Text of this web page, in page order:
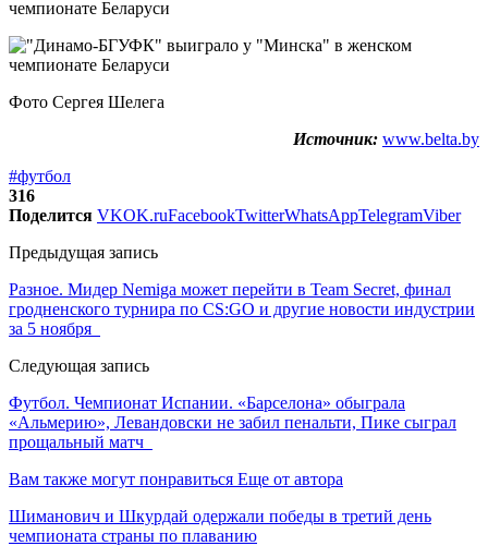
Фото Сергея Шелега
Источник: www.belta.by
#футбол
316
Поделится VKOK.ruFacebookTwitterWhatsAppTelegramViber
Предыдущая запись
Разное. Мидер Nemiga может перейти в Team Secret, финал
гродненского турнира по CS:GO и другие новости индустрии
за 5 ноября
Следующая запись
Футбол. Чемпионат Испании. «Барселона» обыграла
«Альмерию», Левандовски не забил пенальти, Пике сыграл
прощальный матч
Вам также могут понравиться Еще от автора
Шиманович и Шкурдай одержали победы в третий день
чемпионата страны по плаванию